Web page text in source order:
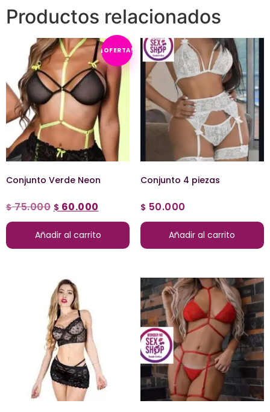
Productos relacionados
¡OFERTA!
Conjunto Verde Neon
$75.000 $ 60.000
Añadir al carrito
Conjunto 4 piezas
$ 50.000
Añadir al carrito